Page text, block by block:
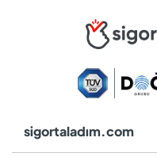
sigortaladım.com